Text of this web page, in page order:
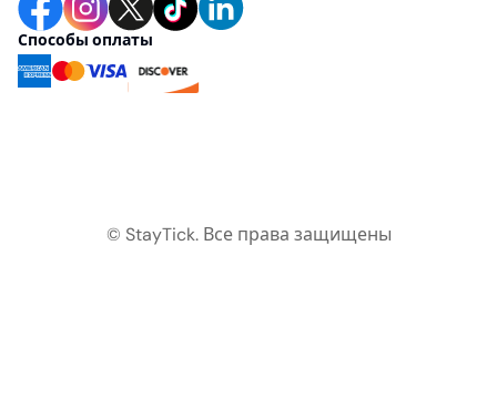
Способы оплаты
© StayTick. Все права защищены